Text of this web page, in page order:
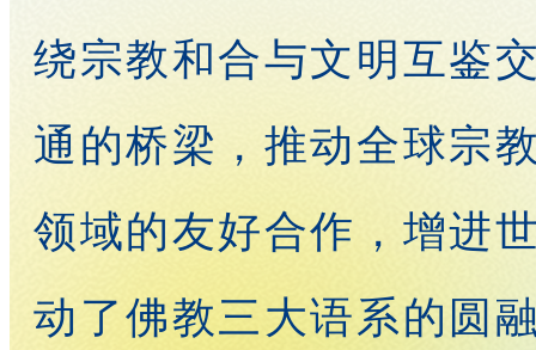
绕宗教和合与文明互鉴
通的桥梁，推动全球宗
领域的友好合作，增进
动了佛教三大语系的圆